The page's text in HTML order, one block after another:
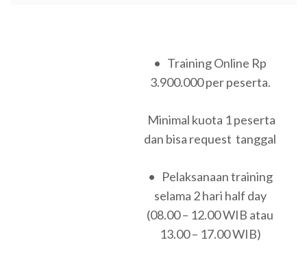
• Training Online Rp
3.900.000 per peserta.
Minimal kuota 1 peserta
dan bisa request tanggal
• Pelaksanaan training
selama 2 hari half day
(08.00 – 12.00 WIB atau
13.00 – 17.00 WIB)